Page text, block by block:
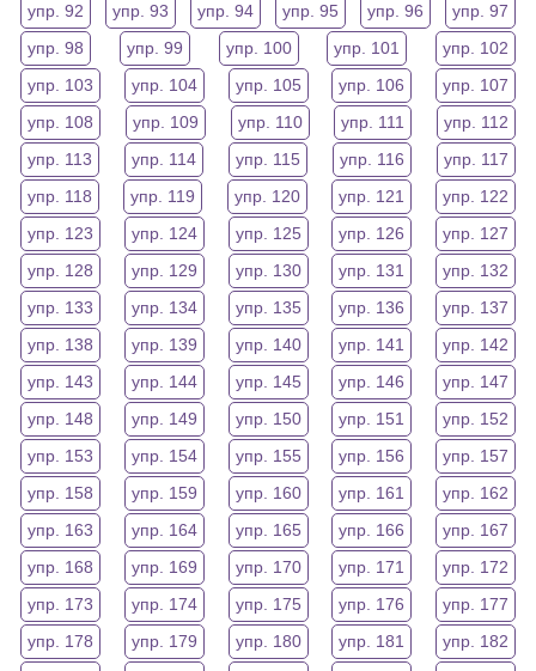
упр. 92 упр. 93 упр. 94 упр. 95 упр. 96
упр. 97
упр. 98
упр. 99 упр. 100 упр. 101
упр. 102
упр. 103
упр. 104 упр. 105 упр. 106
упр. 107
упр. 108
упр. 109 упр. 110 упр. 111
упр. 112
упр. 113
упр. 114 упр. 115 упр. 116
упр. 117
упр. 118
упр. 119 упр. 120 упр. 121
упр. 122
упр. 123
упр. 124 упр. 125 упр. 126
упр. 127
упр. 128
упр. 129 упр. 130 упр. 131
упр. 132
упр. 133
упр. 134 упр. 135 упр. 136
упр. 137
упр. 138
упр. 139 упр. 140 упр. 141
упр. 142
упр. 143
упр. 144 упр. 145 упр. 146
упр. 147
упр. 148
упр. 149 упр. 150 упр. 151
упр. 152
упр. 153
упр. 154 упр. 155 упр. 156
упр. 157
упр. 158
упр. 159 упр. 160 упр. 161
упр. 162
упр. 163
упр. 164 упр. 165 упр. 166
упр. 167
упр. 168
упр. 169 упр. 170 упр. 171
упр. 172
упр. 173
упр. 174 упр. 175 упр. 176
упр. 177
упр. 178
упр. 179 упр. 180 упр. 181
упр. 182